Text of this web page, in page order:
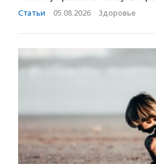
Статьи · 05.08.2026 · Здоровье